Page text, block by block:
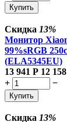
Купить
Скидка 13%
Монитор
99%sRGB
(ELA5345EU)
13 941 Р 12 158
+
−
Купить
Скидка 13%